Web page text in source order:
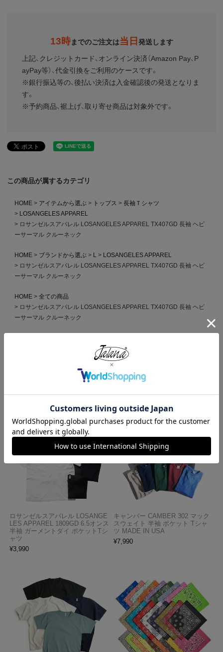
13時までのご注文は当日 発送します
上記、クレジットカード、オンライン決済（Amazon Pay、P
ayPay等）、代金引換をご利用のケースです。
※銀行振込等の、後払い決済は入金確認後の発送となりま
す。
※予約商品、裾上げ、取り寄せ商品は対象外です。
この商品が属するカテゴリ
HOME アイテムから選ぶ トップス
長袖Ｔシャツ
LOSANGELES APPAREL
ロサンゼルスアパレル LOSANGELES APPAREL TX407GD 長袖 ヘビ
ーサーマル クルーネック
HOME ブランドから選ぶ L
LOSANGELES APPAREL
ロサンゼルスアパレル LOSANGELES APPAREL TX407GD 長袖 ヘビ
ーサーマル クルーネック
HOME
全ての商品
ロサンゼルスアパレル LOSANGELES APPAREL TX407GD 長袖 ヘビ
ーサーマル クルーネック
ロサンゼルスアパレル LOSANGELES APPAREL TX407GD 長袖 ヘビ
この商品を見た人がよく買っている商品
ロサンゼルスアパレル LOSANGE
LES APPAREL 1809GD 6.5オンス
半袖 ガーメントダイ ポケットTシ
ャツ
¥3,990
キャンバー CAMBER 302 マック
スウェイト 半袖 ポケット Tシャ
ツ MADE IN USA
¥7,990